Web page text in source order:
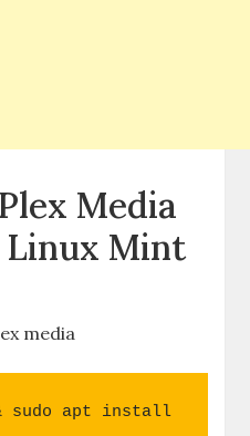
Media
Linux Mint
media
sudo apt install